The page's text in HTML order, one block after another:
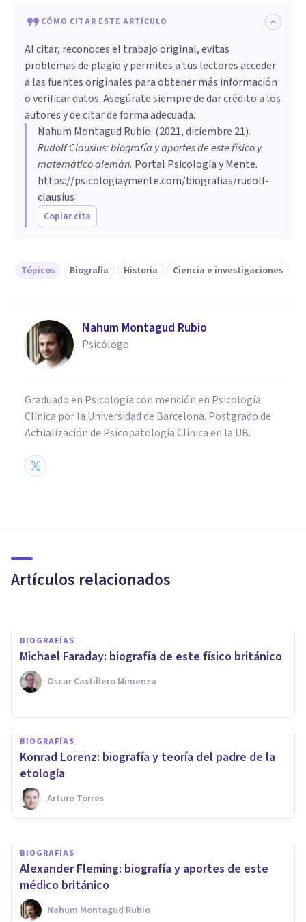
CÓMO CITAR ESTE ARTÍCULO
Al citar, reconoces el trabajo original, evitas
problemas de plagio y permites a tus lectores acceder
a las fuentes originales para obtener más información
o verificar datos. Asegúrate siempre de dar crédito a los
autores y de citar de forma adecuada.
Nahum Montagud Rubio. (2021, diciembre 21).
Rudolf Clausius: biografía y aportes de este físico y
matemático alemán. Portal Psicología y Mente.
https://psicologiaymente.com/biografias/rudolf-
clausius
Copiar cita
Tópicos Biografía Historia Ciencia e investigaciones
Nahum Montagud Rubio
Psicólogo
Graduado en Psicología con mención en Psicología
Clínica por la Universidad de Barcelona. Postgrado de
Actualización de Psicopatología Clínica en la UB.
Artículos relacionados
alemán
BIOGRAFÍAS
Michael Faraday: biografía de este físico británico
Oscar Castillero Mimenza
BIOGRAFÍAS
Konrad Lorenz: biografía y teoría del padre de la
etología
Arturo Torres
Robert Hooke: biografía y
aportes de este investigador
inglés
Mario Arrimada
BIOGRAFÍAS
Alexander Fleming: biografía y aportes de este
médico británico
Nahum Montagud Rubio